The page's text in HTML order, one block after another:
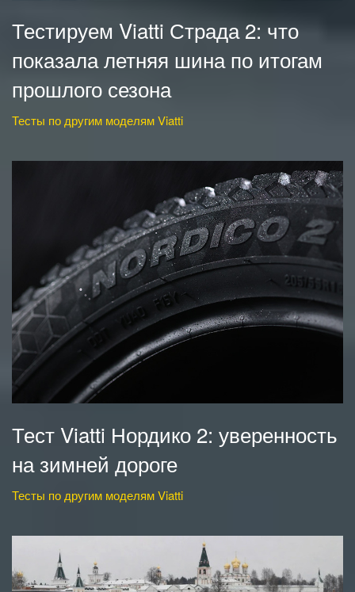
Тестируем Viatti Страда 2: что
показала летняя шина по итогам
прошлого сезона
Тесты по другим моделям Viatti
Тест Viatti Нордико 2: уверенность
на зимней дороге
Тесты по другим моделям Viatti